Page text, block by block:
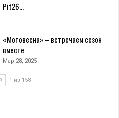
Pit26…
«Мотовесна» – встречаем сезон
вместе
Мар 28, 2025
1 из 158